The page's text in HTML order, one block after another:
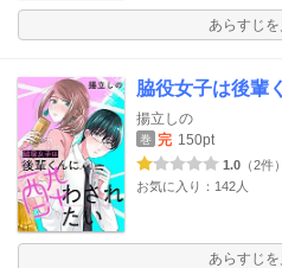
あらすじ
脇役女子は後輩
揚立しの
巻 完 150pt
1.0 （2件）
お気に入り：142人
あらすじ